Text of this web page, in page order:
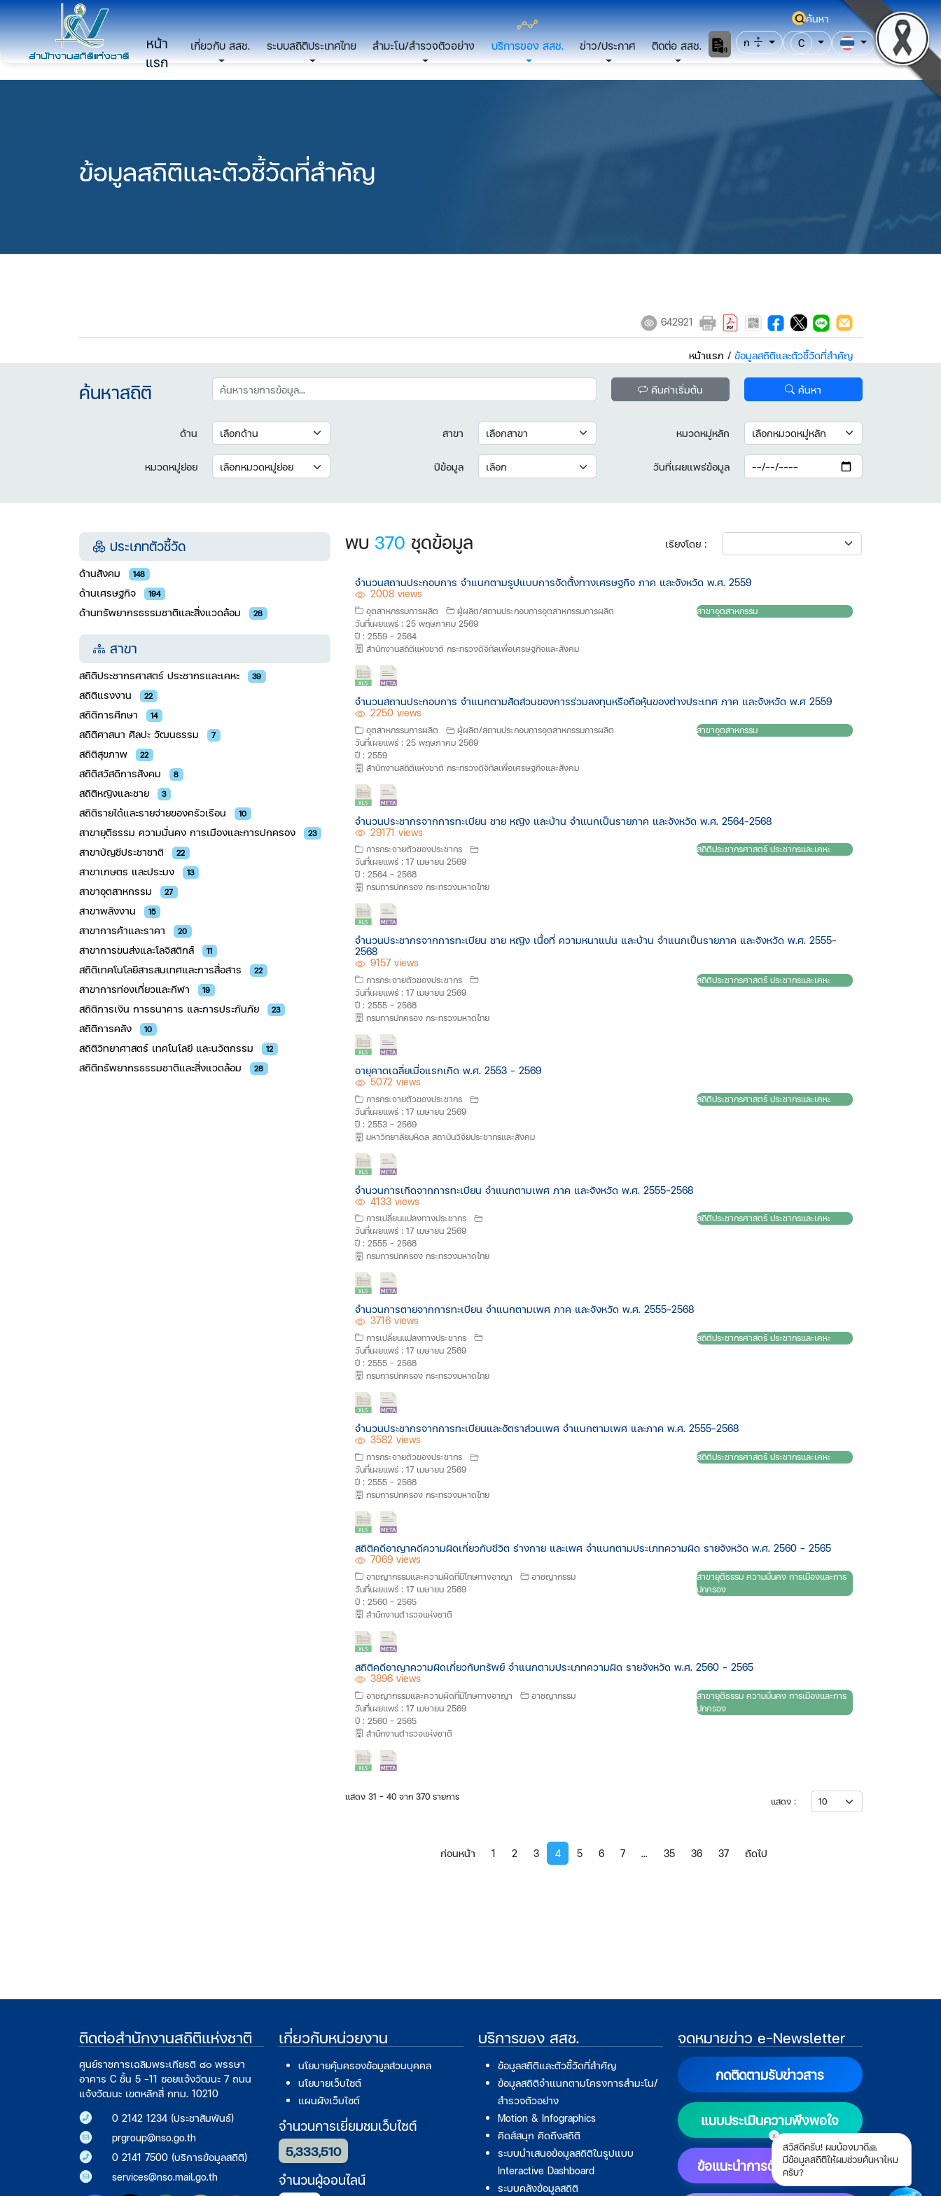
หน้า
แรก
เกี่ยวกับ สสช. ระบบสถิติประเทศไทย สำมะโน/สำรวจตัวอย่าง บริการของ สสช. ข่าว/ประกาศ ติดต่อ สสช.
ค้นหา
ก
C
ข้อมูลสถิติและตัวชี้วัดที่สำคัญ
642921
หน้าแรก / ข้อมูลสถิติและตัวชี้วัดที่สำคัญ
ค้นหาสถิติ คืนค่าเริ่มต้น ค้นหา
ด้าน สาขา หมวดหมู่หลัก
หมวดหมู่ย่อย ปีข้อมูล วันที่เผยแพร่ข้อมูล
ประเภทตัวชี้วัด
ด้านสังคม 148
ด้านเศรษฐกิจ 194
ด้านทรัพยากรธรรมชาติและสิ่งแวดล้อม 28
สาขา
สถิติประชากรศาสตร์ ประชากรและเคหะ 39
สถิติแรงงาน 22
สถิติการศึกษา 14
สถิติศาสนา ศิลปะ วัฒนธรรม 7
สถิติสุขภาพ 22
สถิติสวัสดิการสังคม 8
สถิติหญิงและชาย 3
สถิติรายได้และรายจ่ายของครัวเรือน 10
สาขายุติธรรม ความมั่นคง การเมืองและการปกครอง 23
สาขาบัญชีประชาชาติ 22
สาขาเกษตร และประมง 13
สาขาอุตสาหกรรม​ 27
สาขาพลังงาน 15
สาขาการค้าและราคา​​​​​ 20
สาข​าการขนส่งและโลจิสติกส์ 11
สถิติเทคโนโลยีสารสนเทศและการสื่อสาร 22
สาขาการท่องเที่ยวและกีฬา 19
สถิติการเงิน การธนาคาร และการประกันภัย 23
สถิติการคลัง 10
สถิติวิทยาศาสตร์ เทคโนโลยี และนวัตกรรม 12
สถิติทรัพยากรธรรมชาติและสิ่งแวดล้อม 28
พบ 370 ชุดข้อมูล เรียงโดย :
จำนวนสถานประกอบการ จำแนกตามรูปแบบการจัดตั้งทางเศรษฐกิจ ภาค และจังหวัด พ.ศ. 2559
2008 views
อุตสาหกรรมการผลิต
ผู้ผลิต/สถานประกอบการอุตสาหกรรมการผลิต
วันที่เผยแพร่ : 25 พฤษภาคม 2569
ปี : 2559 - 2564
สาขาอุตสาหกรรม​
สำนักงานสถิติแห่งชาติ กระทรวงดิจิทัลเพื่อเศรษฐกิจและสังคม
จำนวนสถานประกอบการ จำแนกตามสัดส่วนของการร่วมลงทุนหรือถือหุ้นของต่างประเทศ ภาค และจังหวัด พ.ศ 2559
2250 views
อุตสาหกรรมการผลิต
ผู้ผลิต/สถานประกอบการอุตสาหกรรมการผลิต
วันที่เผยแพร่ : 25 พฤษภาคม 2569
ปี : 2559
สาขาอุตสาหกรรม​
สำนักงานสถิติแห่งชาติ กระทรวงดิจิทัลเพื่อเศรษฐกิจและสังคม
จำนวนประชากรจากการทะเบียน ชาย หญิง และบ้าน จำแนกเป็นรายภาค และจังหวัด พ.ศ. 2564-2568
29171 views
การกระจายตัวของประชากร
วันที่เผยแพร่ : 17 เมษายน 2569
ปี : 2564 - 2568
สถิติประชากรศาสตร์ ประชากรและเคหะ
กรมการปกครอง กระทรวงมหาดไทย
จำนวนประชากรจากการทะเบียน ชาย หญิง เนื้อที่ ความหนาแน่น และบ้าน จำแนกเป็นรายภาค และจังหวัด พ.ศ. 2555-
2568
9157 views
การกระจายตัวของประชากร
วันที่เผยแพร่ : 17 เมษายน 2569
ปี : 2555 - 2568
สถิติประชากรศาสตร์ ประชากรและเคหะ
กรมการปกครอง กระทรวงมหาดไทย
อายุคาดเฉลี่ยเมื่อแรกเกิด พ.ศ. 2553 - 2569
5072 views
การกระจายตัวของประชากร
วันที่เผยแพร่ : 17 เมษายน 2569
ปี : 2553 - 2569
สถิติประชากรศาสตร์ ประชากรและเคหะ
มหาวิทยาลัยมหิดล สถาบันวิจัยประชากรและสังคม
จำนวนการเกิดจากการทะเบียน จำแนกตามเพศ ภาค และจังหวัด พ.ศ. 2555-2568
4133 views
การเปลี่ยนแปลงทางประชากร
วันที่เผยแพร่ : 17 เมษายน 2569
ปี : 2555 - 2568
สถิติประชากรศาสตร์ ประชากรและเคหะ
กรมการปกครอง กระทรวงมหาดไทย
จำนวนการตายจากการทะเบียน จำแนกตามเพศ ภาค และจังหวัด พ.ศ. 2555-2568
3716 views
การเปลี่ยนแปลงทางประชากร
วันที่เผยแพร่ : 17 เมษายน 2569
ปี : 2555 - 2568
สถิติประชากรศาสตร์ ประชากรและเคหะ
กรมการปกครอง กระทรวงมหาดไทย
จำนวนประชากรจากการทะเบียนและอัตราส่วนเพศ จำแนกตามเพศ และภาค พ.ศ. 2555-2568
3582 views
การกระจายตัวของประชากร
วันที่เผยแพร่ : 17 เมษายน 2569
ปี : 2555 - 2568
สถิติประชากรศาสตร์ ประชากรและเคหะ
กรมการปกครอง กระทรวงมหาดไทย
สถิติคดีอาญาคดีความผิดเกี่ยวกับชีวิต ร่างกาย และเพศ จำแนกตามประเภทความผิด รายจังหวัด พ.ศ. 2560 - 2565
7069 views
อาชญากรรมและความผิดที่มีโทษทางอาญา
อาชญากรรม
วันที่เผยแพร่ : 17 เมษายน 2569
ปี : 2560 - 2565
สาขายุติธรรม ความมั่นคง การเมืองและการ
ปกครอง
สำนักงานตำรวจแห่งชาติ
สถิติคดีอาญาความผิดเกี่ยวกับทรัพย์ จำแนกตามประเภทความผิด รายจังหวัด พ.ศ. 2560 - 2565
3896 views
อาชญากรรมและความผิดที่มีโทษทางอาญา
อาชญากรรม
วันที่เผยแพร่ : 17 เมษายน 2569
ปี : 2560 - 2565
สาขายุติธรรม ความมั่นคง การเมืองและการ
ปกครอง
สำนักงานตำรวจแห่งชาติ
แสดง 31 - 40 จาก 370 รายการ แสดง :
ก่อนหน้า 1 2 3 4 5 6 7 ... 35 36 37 ถัดไป
x
สวัสดีครับ! ผมน้องมาดี🙏
มีข้อมูลสถิติให้ผมช่วยค้นหาไหม
ครับ?
ติดต่อสำนักงานสถิติแห่งชาติ
ศูนย์ราชการเฉลิมพระเกียรติ ๘๐ พรรษา
อาคาร C ชั้น 5 -11 ซอยแจ้งวัฒนะ 7 ถนน
แจ้งวัฒนะ เขตหลักสี่ กทม. 10210
0 2142 1234 (ประชาสัมพันธ์)
prgroup@nso.go.th
0 2141 7500 (บริการข้อมูลสถิติ)
services@nso.mail.go.th
เกี่ยวกับหน่วยงาน
นโยบายคุ้มครองข้อมูลส่วนบุคคล
นโยบายเว็บไซต์
แผนผังเว็บไซต์
จำนวนการเยี่ยมชมเว็บไซต์
5,333,510
จำนวนผู้ออนไลน์
บริการของ สสช.
ข้อมูลสถิติและตัวชี้วัดที่สำคัญ
ข้อมูลสถิติจำแนกตามโครงการสำมะโน/
สำรวจตัวอย่าง
Motion & Infographics
คิดส์สนุก คิดถึงสถิติ
ระบบนำเสนอข้อมูลสถิติในรูปแบบ
Interactive Dashboard
ระบบคลังข้อมูลสถิติ
จดหมายข่าว e-Newsletter
กดติดตามรับข่าวสาร
แบบประเมินความพึงพอใจ
ข้อแนะนำการตั้งค่าแสดงผล